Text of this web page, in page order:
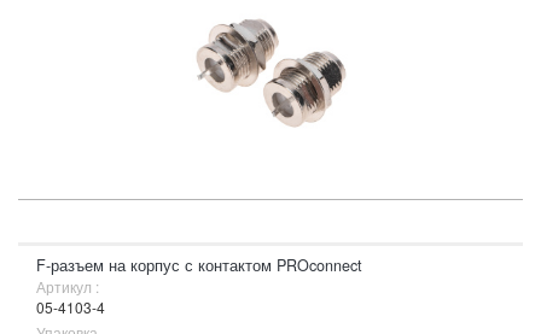
F-разъем на корпус с контактом PROconnect
Артикул :
05-4103-4